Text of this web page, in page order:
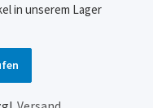
in unserem Lager